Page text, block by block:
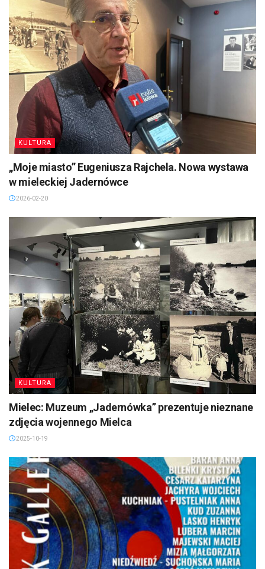
KULTURA
„Moje miasto” Eugeniusza Rajchela. Nowa wystawa
w mieleckiej Jadernówce
2026-02-20
KULTURA
Mielec: Muzeum „Jadernówka” prezentuje nieznane
zdjęcia wojennego Mielca
2025-10-19